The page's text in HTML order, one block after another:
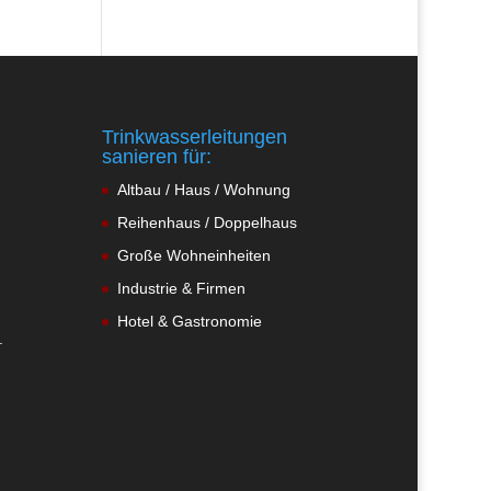
Trinkwasserleitungen
sanieren für:
Altbau / Haus / Wohnung
Reihenhaus / Doppelhaus
Große Wohneinheiten
Industrie & Firmen
Hotel & Gastronomie